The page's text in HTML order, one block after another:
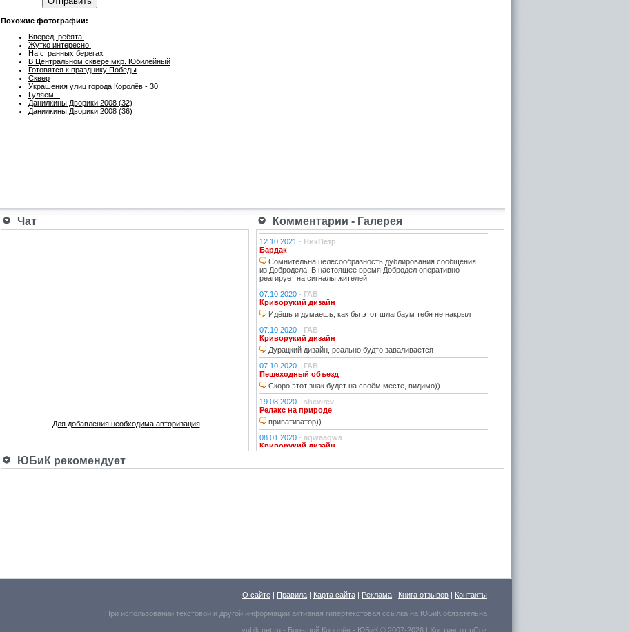
Похожие фотографии:
Вперед, ребята!
Жутко интересно!
На странных берегах
В Центральном сквере мкр. Юбилейный
Готовятся к празднику Победы
Сквер
Украшения улиц города Королёв - 30
Гуляем...
Данилкины Дворики 2008 (32)
Данилкины Дворики 2008 (36)
Чат Комментарии - Галерея
Для добавления необходима авторизация
12.10.2021 - НикПетр
Бардак
Сомнительна целесообразность дублирования сообщения
из Добродела. В настоящее время Добродел оперативно
реагирует на сигналы жителей.
07.10.2020 - ГАВ
Криворукий дизайн
Идёшь и думаешь, как бы этот шлагбаум тебя не накрыл
07.10.2020 - ГАВ
Криворукий дизайн
Дурацкий дизайн, реально будто заваливается
07.10.2020 - ГАВ
Пешеходный объезд
Скоро этот знак будет на своём месте, видимо))
19.08.2020 - shevirev
Релакс на природе
приватизатор))
08.01.2020 - aqwaaqwa
Криворукий дизайн
По предпросмотру фото показалось, что это гриб в листьях
Надо же, какое место для сна выбрал.
25.10.2018 - l_yu
ЮБиК рекомендует
О сайте | Правила | Карта сайта | Реклама | Книга отзывов | Контакты
При использовании текстовой и другой информации активная гипертекстовая ссылка на ЮБиК обязательна
yubik.net.ru - Большой Королёв - ЮБиК © 2007-2026 | Хостинг от uCoz